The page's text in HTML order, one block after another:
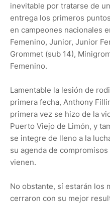
inevitable por tratarse de
entrega los primeros
en campeones nacionales
Femenino, Junior, Junior
Grommet (sub 14),
Femenino.
Lamentable la lesión de
primera fecha, Anthony
primera vez se hizo de la
Puerto Viejo de Limón, y
se integre de lleno a la
su agenda de
vienen.
No obstante, sí estarán los
cerraron con su mejor